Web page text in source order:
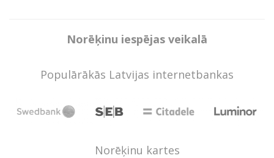
Norēķinu iespējas veikalā
Populārākās Latvijas internetbankas
Norēķinu kartes